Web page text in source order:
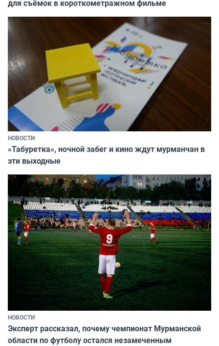
для съёмок в короткометражном фильме
НОВОСТИ
«Табуретка», ночной забег и кино ждут мурманчан в
эти выходные
НОВОСТИ
Эксперт рассказал, почему чемпионат Мурманской
области по футболу остался незамеченным